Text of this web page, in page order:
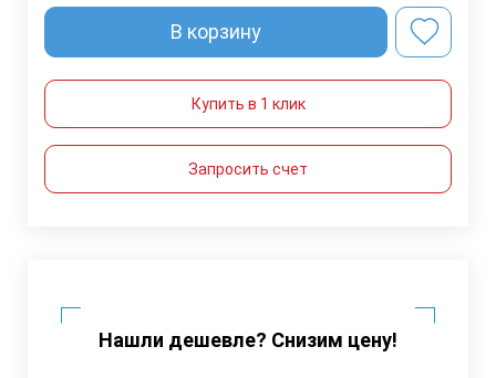
В корзину
Купить в 1 клик
Запросить счет
Нашли дешевле? Снизим цену!